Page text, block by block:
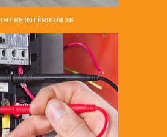
INTÉRIEUR 38